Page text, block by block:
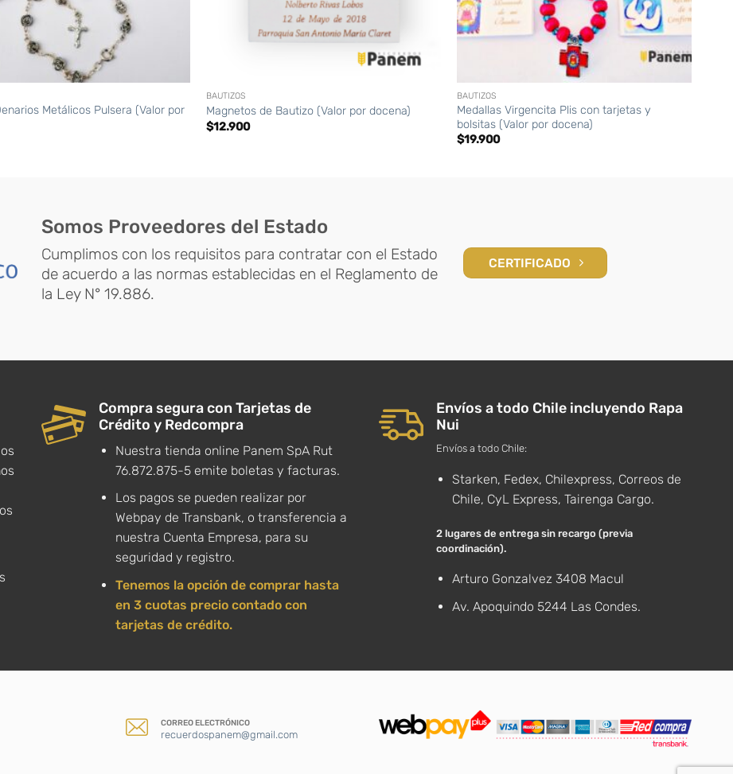
Metálicos Pulsera (Valor por
BAUTIZOS
Magnetos de Bautizo (Valor por docena)
$12.900
BAUTIZOS
Medallas Virgencita Plis con tarjetas y
bolsitas (Valor por docena)
$19.900
Somos Proveedores del Estado
Cumplimos con los requisitos para contratar con el Estado
de acuerdo a las normas establecidas en el Reglamento de
la Ley N° 19.886.
CERTIFICADO
Compra segura con Tarjetas de
Crédito y Redcompra
Nuestra tienda online Panem SpA Rut
76.872.875-5 emite boletas y facturas.
Los pagos se pueden realizar por
Webpay de Transbank, o transferencia a
nuestra Cuenta Empresa, para su
seguridad y registro.
Tenemos la opción de comprar hasta
en 3 cuotas precio contado con
tarjetas de crédito.
Envíos a todo Chile incluyendo Rapa
Nui
Envíos a todo Chile:
Starken, Fedex, Chilexpress, Correos de
Chile, CyL Express, Tairenga Cargo.
2 lugares de entrega sin recargo (previa
coordinación).
Arturo Gonzalvez 3408 Macul
Av. Apoquindo 5244 Las Condes.
CORREO ELECTRÓNICO
recuerdospanem@gmail.com